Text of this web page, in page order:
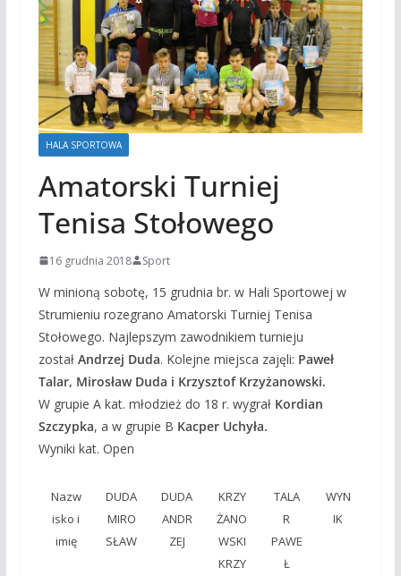
HALA SPORTOWA
Amatorski Turniej
Tenisa Stołowego
16 grudnia 2018 Sport
W minioną sobotę, 15 grudnia br. w Hali Sportowej w
Strumieniu rozegrano Amatorski Turniej Tenisa
Stołowego. Najlepszym zawodnikiem turnieju
został Andrzej Duda. Kolejne miejsca zajęli: Paweł
Talar, Mirosław Duda i Krzysztof Krzyżanowski.
W grupie A kat. młodzież do 18 r. wygrał Kordian
Szczypka, a w grupie B Kacper Uchyła.
Wyniki kat. Open
Nazw
isko i
imię
DUDA
MIRO
SŁAW
DUDA
ANDR
ZEJ
KRZY
ŻANO
WSKI
KRZY
TALA
R
PAWE
Ł
WYN
IK